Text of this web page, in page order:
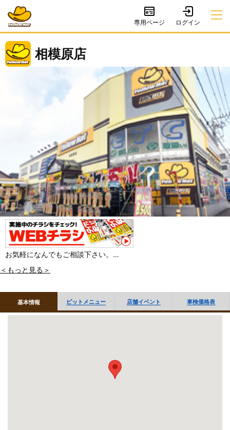
専用ページ
相模原店
お気軽になんでもご相談下さい。
■作業のご予約はお電話でも受付しております
＜もっと見る＞
基本情報 ピットメニュー 店舗イベント 車検価格表